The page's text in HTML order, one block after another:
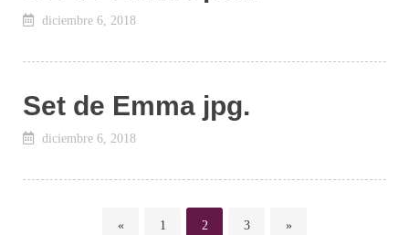
diciembre 6, 2018
Set de Emma jpg.
diciembre 6, 2018
« Page
1 Page
2 Page
3 »